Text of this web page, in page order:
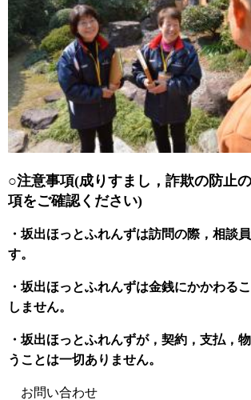
○注意事項(成りすまし，詐欺の防止
項をご確認ください)
・坂出ほっとふれんずは訪問の際，相談
す。
・坂出ほっとふれんずは金銭にかかわる
しません。
・坂出ほっとふれんずが，契約，支払，
うことは一切ありません。
お問い合わせ